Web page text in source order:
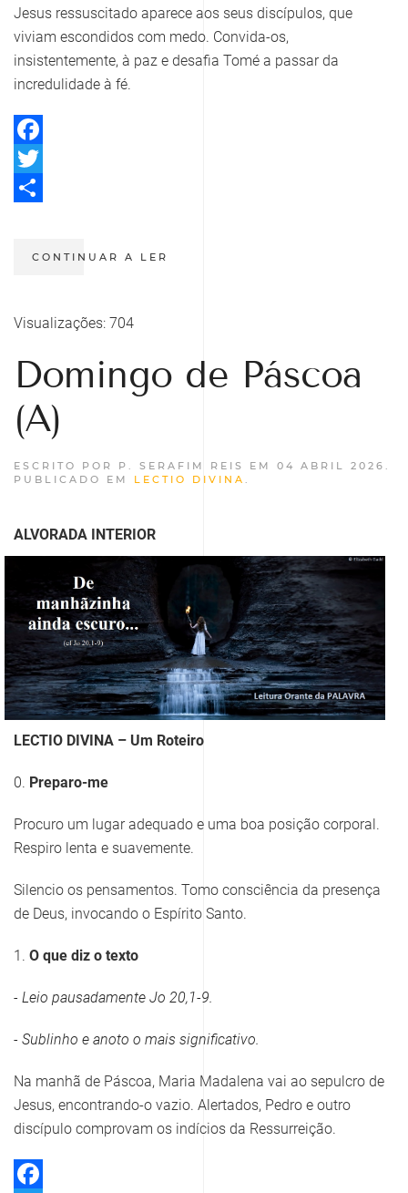
Jesus ressuscitado aparece aos seus discípulos, que
viviam escondidos com medo. Convida-os,
insistentemente, à paz e desafia Tomé a passar da
incredulidade à fé.
Facebook
Twitter
CONTINUAR A LER
Visualizações: 704
Domingo de Páscoa
(A)
ESCRITO POR P. SERAFIM REIS EM 04 ABRIL 2026 .
PUBLICADO EM LECTIO DIVINA .
ALVORADA INTERIOR
LECTIO DIVINA – Um Roteiro
0. Preparo-me
Procuro um lugar adequado e uma boa posição corporal.
Respiro lenta e suavemente.
Silencio os pensamentos. Tomo consciência da presença
de Deus, invocando o Espírito Santo.
1. O que diz o texto
- Leio pausadamente Jo 20,1-9.
- Sublinho e anoto o mais significativo.
Na manhã de Páscoa, Maria Madalena vai ao sepulcro de
Jesus, encontrando-o vazio. Alertados, Pedro e outro
discípulo comprovam os indícios da Ressurreição.